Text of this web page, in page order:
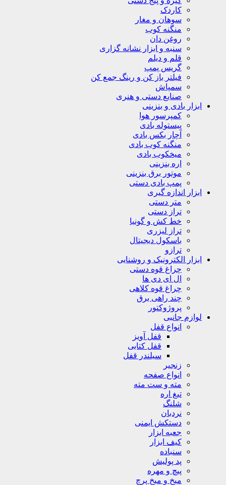
کاردک
سوهان و مغار
منگنه کوب
روغن دان
سنبه و ابزار نشانه گزاری
قلم و دیلم
گریس پمپ
فیلتر باز کن و رینگ جمع کن
سمپاش
صنایع دستی و هنری
ابزار بادی و بنزینی
کمپرسور هوا
پیستوله بادی
آچار بکس بادی
منگنه کوب بادی
میخکوب بادی
اره بنزینی
موتور برق بنزینی
پمپ بادی دستی
ابزار اندازه گیری
متر دستی
تراز دستی
خط کش و گونیا
تراز لیزری
باسکول دیجیتال
ترازو
ابزار الکترونیک و روشنایی
چراغ قوه دستی
ال ای دی ها
چراغ قوه کلاهی
چند راهی برق
پروژوکتور
لوازم جانبی
انواع قفل
قفل آویز
قفل کتابی
سیلندر قفل
زنجیر
انواع صفحه
مته و ست مته
تیغ اره
شلنگ
نردبان
دستکش ایمنی
جعبه ابزار
کیف ابزار
سنباده
پد پولیش
پیچ و مهره
میخ و میخ پرچ